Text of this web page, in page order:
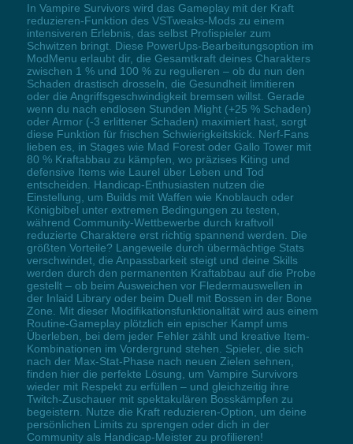
In Vampire Survivors wird das Gameplay mit der Kraft
reduzieren-Funktion des VSTweaks-Mods zu einem
intensiveren Erlebnis, das selbst Profispieler zum
Schwitzen bringt. Diese PowerUps-Bearbeitungsoption im
ModMenu erlaubt dir, die Gesamtkraft deines Charakters
zwischen 1 % und 100 % zu regulieren – ob du nun den
Schaden drastisch drosseln, die Gesundheit limitieren
oder die Angriffsgeschwindigkeit bremsen willst. Gerade
wenn du nach endlosen Stunden Might (+25 % Schaden)
oder Armor (-3 erlittener Schaden) maximiert hast, sorgt
diese Funktion für frischen Schwierigkeitskick. Nerf-Fans
lieben es, in Stages wie Mad Forest oder Gallo Tower mit
80 % Kraftabbau zu kämpfen, wo präzises Kiting und
defensive Items wie Laurel über Leben und Tod
entscheiden. Handicap-Enthusiasten nutzen die
Einstellung, um Builds mit Waffen wie Knoblauch oder
Königbibel unter extremen Bedingungen zu testen,
während Community-Wettbewerbe durch kraftvoll
reduzierte Charaktere erst richtig spannend werden. Die
größten Vorteile? Langeweile durch übermächtige Stats
verschwindet, die Anpassbarkeit steigt und deine Skills
werden durch den permanenten Kraftabbau auf die Probe
gestellt – ob beim Ausweichen vor Fledermauswellen in
der Inlaid Library oder beim Duell mit Bossen in der Bone
Zone. Mit dieser Modifikationsfunktionalität wird aus einem
Routine-Gameplay plötzlich ein epischer Kampf ums
Überleben, bei dem jeder Fehler zählt und kreative Item-
Kombinationen im Vordergrund stehen. Spieler, die sich
nach der Max-Stat-Phase nach neuen Zielen sehnen,
finden hier die perfekte Lösung, um Vampire Survivors
wieder mit Respekt zu erfüllen – und gleichzeitig ihre
Twitch-Zuschauer mit spektakulären Bosskämpfen zu
begeistern. Nutze die Kraft reduzieren-Option, um deine
persönlichen Limits zu sprengen oder dich in der
Community als Handicap-Meister zu profilieren!